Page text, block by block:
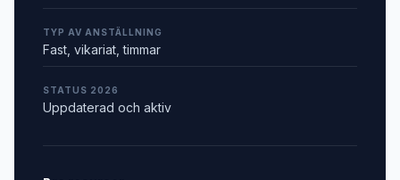
TYP AV ANSTÄLLNING
Fast, vikariat, timmar
STATUS 2026
Uppdaterad och aktiv